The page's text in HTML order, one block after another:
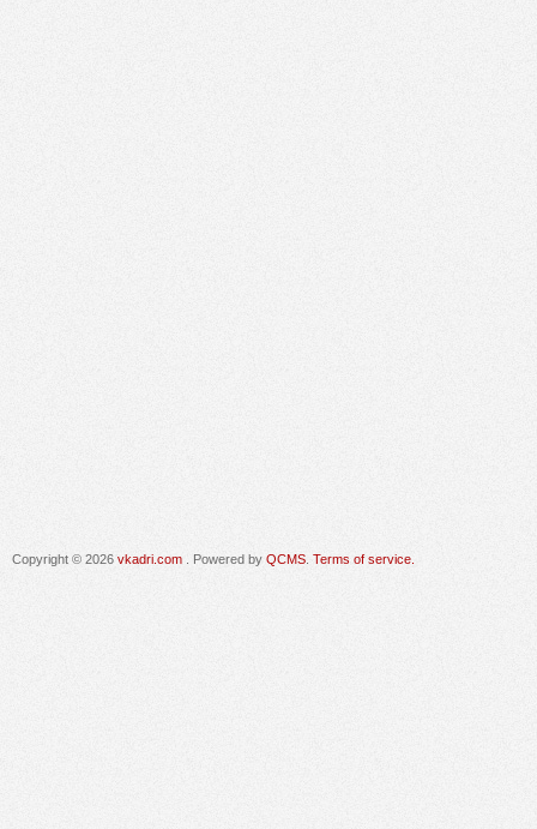
Copyright © 2026 vkadri.com . Powered by QCMS Terms of service.